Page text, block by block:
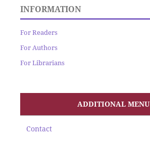
INFORMATION
For Readers
For Authors
For Librarians
ADDITIONAL MENU
Contact